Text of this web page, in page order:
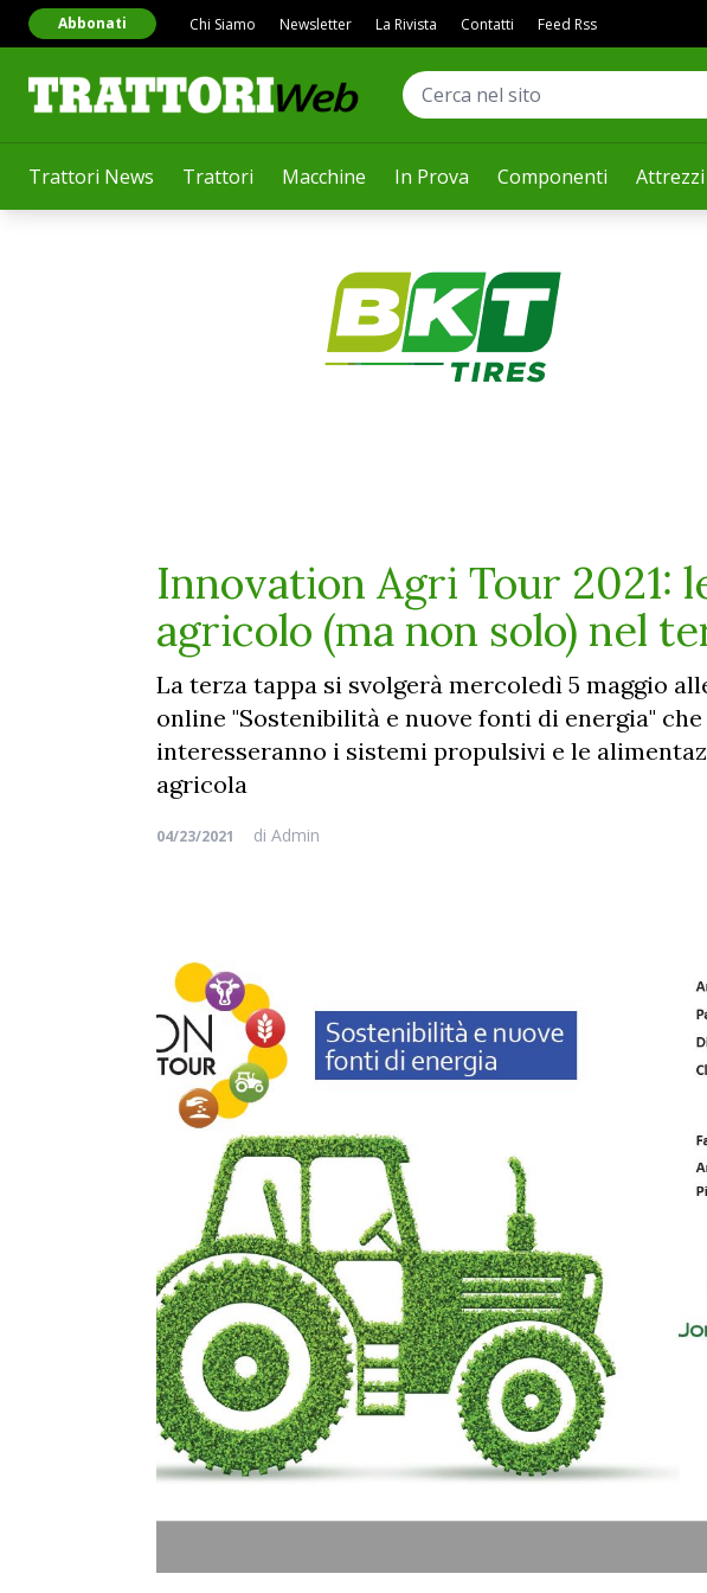
Trattori News Trattori Macchine In Prova Componenti Attrezzi
Abbonati Chi Siamo Newsletter La Rivista Contatti Feed Rss
Innovation Agri Tour 2021:
agricolo (ma non solo) nel
La terza tappa si svolgerà mercoledì 5 maggio
online "Sostenibilità e nuove fonti di energia"
interesseranno i sistemi propulsivi e le
agricola
04/23/2021 di Admin